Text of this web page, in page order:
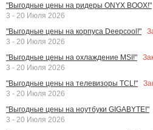
"Выгодные цены на ридеры ONYX BOOX!"
3 - 20 Июля 2026
"Выгодные цены на корпуса Deepcool!"
3 - 20 Июля 2026
"Выгодные цены на охлаждение MSI!"
3 - 20 Июля 2026
"Выгодные цены на телевизоры TCL!"
3 - 20 Июля 2026
"Выгодные цены на ноутбуки GIGABYTE!"
3 - 20 Июля 2026